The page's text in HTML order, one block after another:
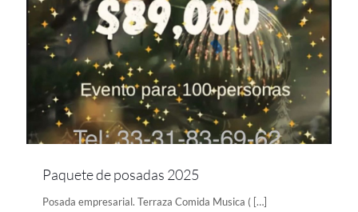
Paquete de posadas 2025
Posada empresarial. Terraza Comida Musica ( […]